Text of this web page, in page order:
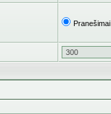
Pranešimai